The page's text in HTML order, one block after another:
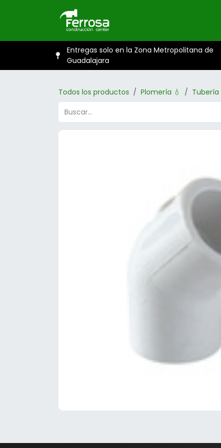
Entregas solo en la Zona Metropolitana de
Guadalajara
Todos los productos Plomería 💧 Tubería